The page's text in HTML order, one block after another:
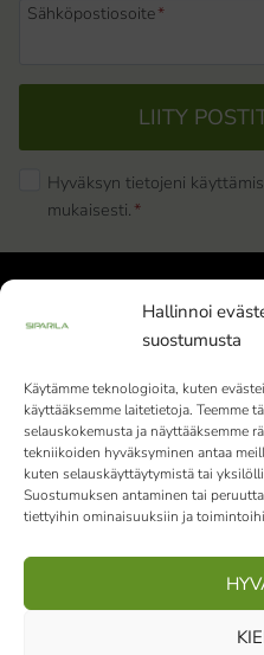
Hallinnoi
suostumusta
Käytämme teknologioita, kuten
käyttääksemme laitetietoja. Teemme
selauskokemusta ja näyttääksemme
tekniikoiden hyväksyminen antaa
kuten selauskäyttäytymistä tai
Suostumuksen antaminen tai
tiettyihin ominaisuuksiin ja
Sähköpostiosoite*
LIITY
Hyväksyn tietojeni
mukaisesti. *
Siparila Oy | Y-
Varaslahdentie
010 4242 000